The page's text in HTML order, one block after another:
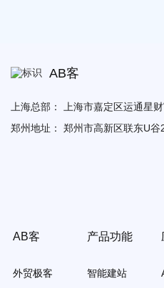
AB客
上海总部：
上海市嘉定区运通星
郑州地址：
郑州市高新区联东U谷
AB客
外贸极客
产品功能
智能建站